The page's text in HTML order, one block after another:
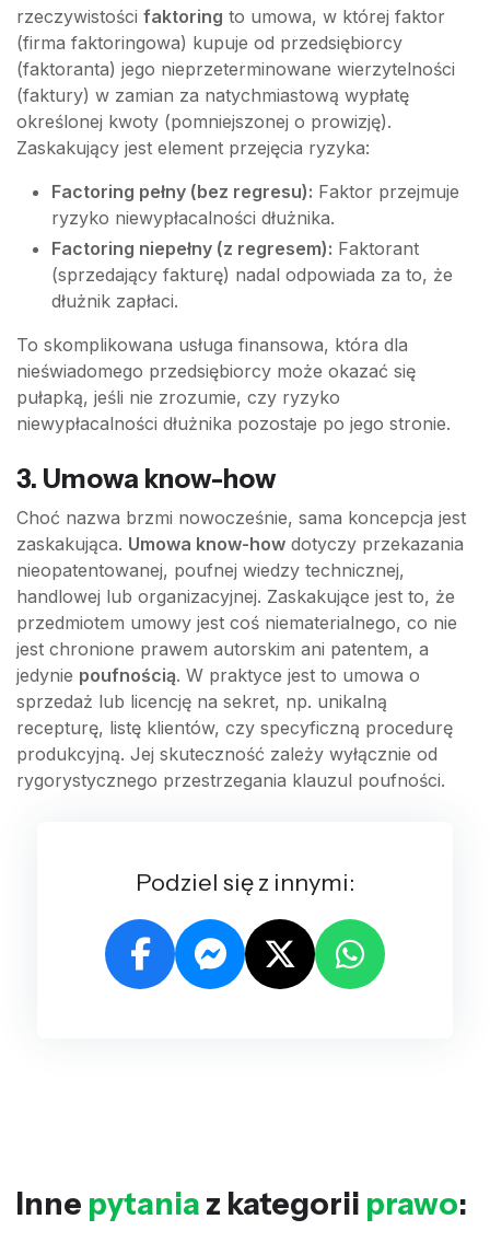
rzeczywistości faktoring to umowa, w której faktor
(firma faktoringowa) kupuje od przedsiębiorcy
(faktoranta) jego nieprzeterminowane wierzytelności
(faktury) w zamian za natychmiastową wypłatę
określonej kwoty (pomniejszonej o prowizję).
Zaskakujący jest element przejęcia ryzyka:
Factoring pełny (bez regresu): Faktor przejmuje
ryzyko niewypłacalności dłużnika.
Factoring niepełny (z regresem): Faktorant
(sprzedający fakturę) nadal odpowiada za to, że
dłużnik zapłaci.
To skomplikowana usługa finansowa, która dla
nieświadomego przedsiębiorcy może okazać się
pułapką, jeśli nie zrozumie, czy ryzyko
niewypłacalności dłużnika pozostaje po jego stronie.
3. Umowa know-how
Choć nazwa brzmi nowocześnie, sama koncepcja jest
zaskakująca. Umowa know-how dotyczy przekazania
nieopatentowanej, poufnej wiedzy technicznej,
handlowej lub organizacyjnej. Zaskakujące jest to, że
przedmiotem umowy jest coś niematerialnego, co nie
jest chronione prawem autorskim ani patentem, a
jedynie poufnością. W praktyce jest to umowa o
sprzedaż lub licencję na sekret, np. unikalną
recepturę, listę klientów, czy specyficzną procedurę
produkcyjną. Jej skuteczność zależy wyłącznie od
rygorystycznego przestrzegania klauzul poufności.
Podziel się z innymi:
Inne pytania z kategorii prawo: